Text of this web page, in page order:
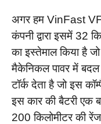
अगर हम VinFast
कंपनी द्वारा इसमें 32
का इस्तेमाल किया है
मैकेनिकल पावर में
टॉर्क देता है जो इस
इस कार की बैटरी एक
200 किलोमीटर की